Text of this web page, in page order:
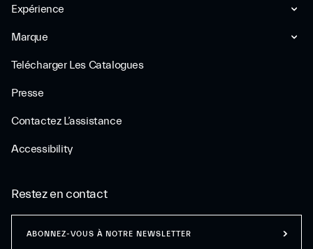
Expérience
Marque
Telécharger Les Catalogues
Presse
Contactez L’assistance
Accessibility
Restez en contact
ABONNEZ-VOUS À NOTRE NEWSLETTER